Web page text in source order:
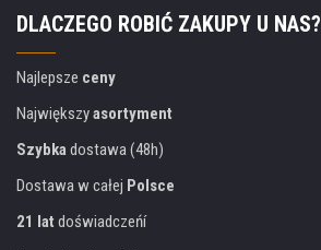
DLACZEGO ROBIĆ ZAKUPY U NAS?
Najlepsze ceny
Największyasortyment
Szybkadostawa (48h)
Dostawa w całej Polsce
21 lat doświadczeńí